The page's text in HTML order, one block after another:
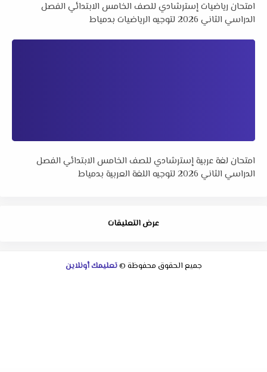
امتحان رياضيات إسترشادي للصف الخامس الابتدائي الفصل
الدراسي الثاني 2026 لتوجيه الرياضيات بدمياط
امتحان لغة عربية إسترشادي للصف الخامس الابتدائي الفصل
الدراسي الثاني 2026 لتوجيه اللغة العربية بدمياط
عرض التعليقات
جميع الحقوق محفوظة ©تعليمك أونلاين